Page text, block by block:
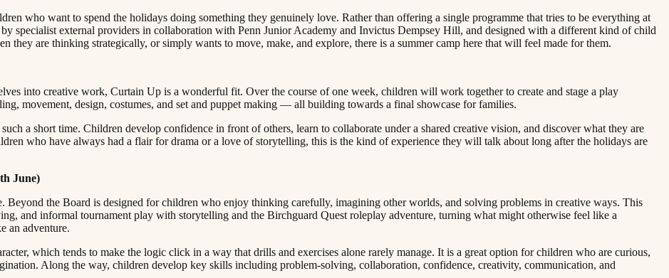
who want to spend the holidays doing something they genuinely love. Rather than offering a single programme that tries to be everything at
specialist external providers in collaboration with Penn Junior Academy and Invictus Dempsey Hill, and designed with a different kind of child
and explore, there is a summer camp here that will feel made for them.​​​​‌
into creative work, Curtain Up is a wonderful fit. Over the course of one week, children will work together to create and stage a play
towards a final showcase for families.​​​​‌
a short time. Children develop confidence in front of others, learn to collaborate under a shared creative vision, and discover what they are
who have always had a flair for drama or a love of storytelling, this is the kind of experience they will talk about long after the holidays are
Beyond the Board is designed for children who enjoy thinking carefully, imagining other worlds, and solving problems in creative ways. This
and informal tournament play with storytelling and the Birchguard Quest roleplay adventure, turning what might otherwise feel like a
which tends to make the logic click in a way that drills and exercises alone rarely manage. It is a great option for children who are curious,
Along the way, children develop key skills including problem-solving, collaboration, confidence, creativity, communication, and